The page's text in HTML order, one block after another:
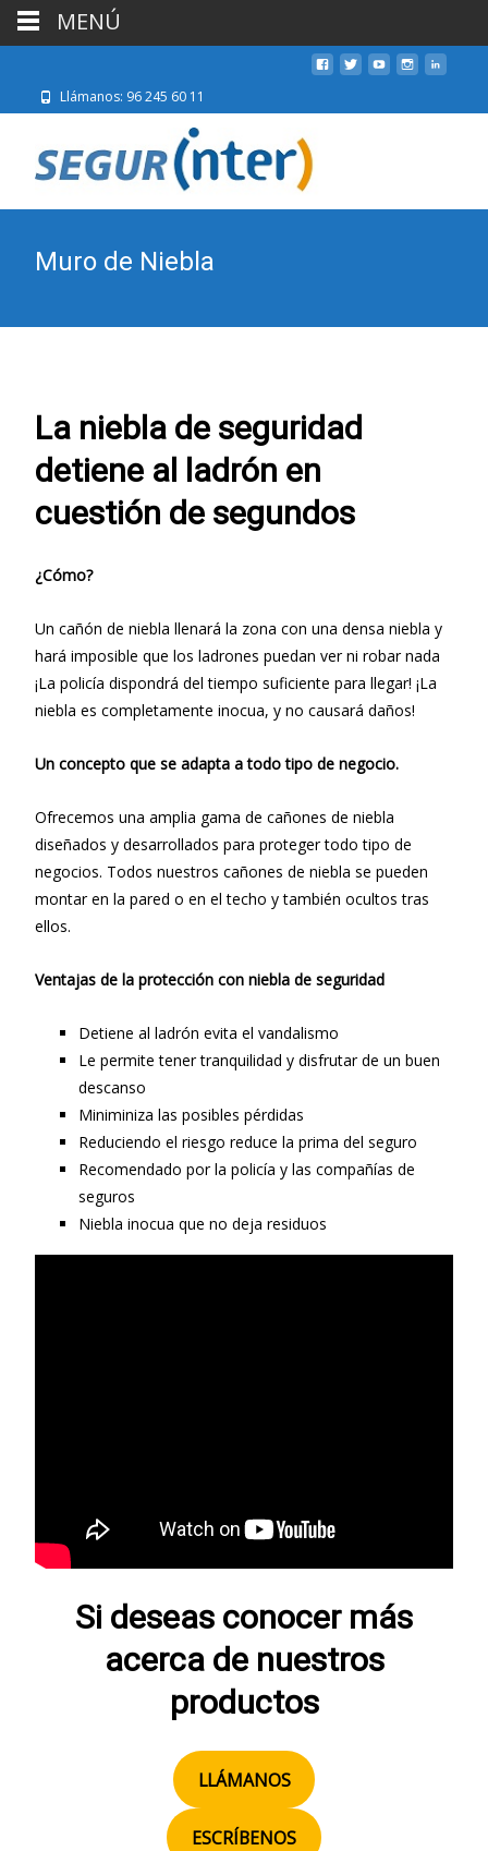
Llámanos: 96 245 60 11
Muro de Niebla
La niebla de seguridad
detiene al ladrón en
cuestión de segundos
¿Cómo?
Un cañón de niebla llenará la zona con una densa niebla y
hará imposible que los ladrones puedan ver ni robar nada
¡La policía dispondrá del tiempo suficiente para llegar! ¡La
niebla es completamente inocua, y no causará daños!
Un concepto que se adapta a todo tipo de negocio.
Ofrecemos una amplia gama de cañones de niebla
diseñados y desarrollados para proteger todo tipo de
negocios. Todos nuestros cañones de niebla se pueden
montar en la pared o en el techo y también ocultos tras
ellos.
Ventajas de la protección con niebla de seguridad
Detiene al ladrón evita el vandalismo
Le permite tener tranquilidad y disfrutar de un buen
descanso
Miniminiza las posibles pérdidas
Reduciendo el riesgo reduce la prima del seguro
Recomendado por la policía y las compañías de
seguros
Niebla inocua que no deja residuos
Si deseas conocer más
acerca de nuestros
productos
LLÁMANOS
ESCRÍBENOS
MENÚ